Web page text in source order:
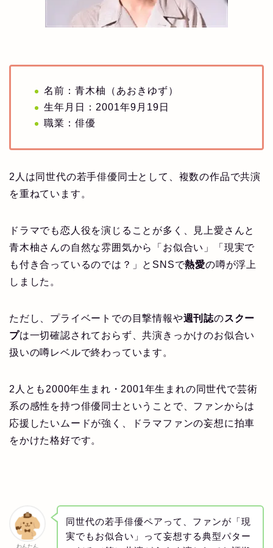
名前：青木柚（あおきゆず）
生年月日：2001年9月19日
職業：俳優
2人は同世代の若手俳優同士として、複数の作品で共演
を重ねています。
ドラマでも恋人役を演じることが多く、見上愛さんと
青木柚さんの自然な雰囲気から「お似合い」「現実で
も付き合っているのでは？」とSNSで熱愛の噂が浮上
しました。
ただし、プライベートでの目撃情報や週刊誌のスクー
プは一切確認されておらず、共演きっかけのお似合い
扱いの噂レベルで終わっています。
2人とも2000年生まれ・2001年生まれの同世代で芸術
系の感性を持つ俳優同士ということで、ファンからは
応援したいムードが強く、ドラマファンの妄想に拍車
をかけた格好です。
わんたん
同世代の若手俳優ペアって、ファンが「現
実でもお似合い」って妄想する典型パター